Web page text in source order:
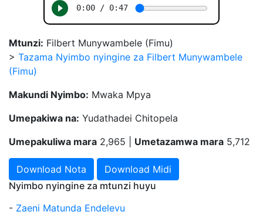
Mtunzi: Filbert Munywambele (Fimu)
> Tazama Nyimbo nyingine za Filbert Munywambele
(Fimu)
Makundi Nyimbo: Mwaka Mpya
Umepakiwa na: Yudathadei Chitopela
Umepakuliwa mara 2,965 | Umetazamwa mara 5,712
Download Nota
Download Midi
Nyimbo nyingine za mtunzi huyu
- Zaeni Matunda Endelevu